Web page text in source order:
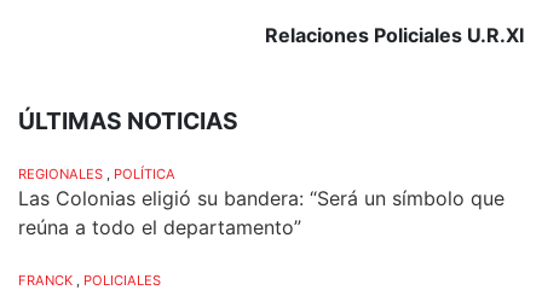
Relaciones Policiales U.R.XI
ÚLTIMAS NOTICIAS
REGIONALES , POLÍTICA
Las Colonias eligió su bandera: “Será un símbolo que
reúna a todo el departamento”
FRANCK , POLICIALES